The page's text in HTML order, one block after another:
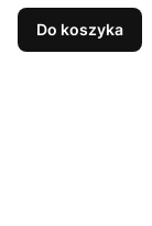
Do koszyka